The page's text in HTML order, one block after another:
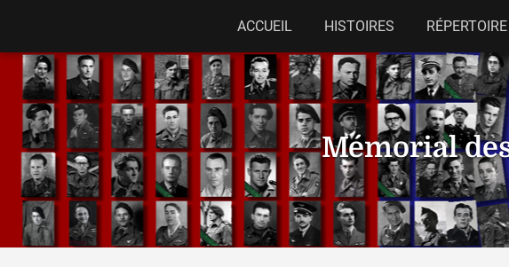
Mémorial
ACCUEIL HISTOIRES RÉPERTOIRE